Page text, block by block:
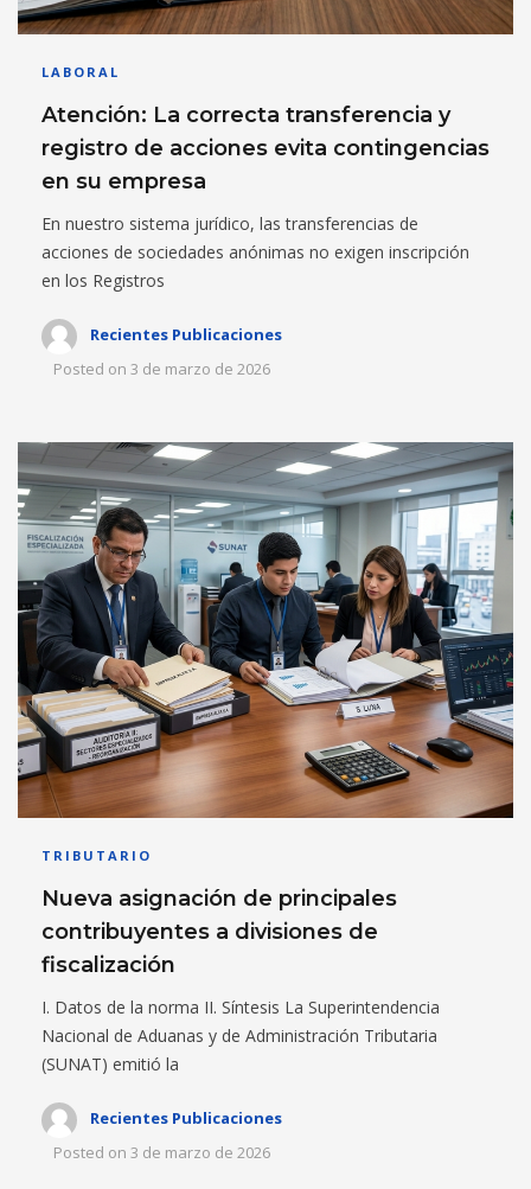
LABORAL
Atención: La correcta transferencia y
registro de acciones evita contingencias
en su empresa
En nuestro sistema jurídico, las transferencias de
acciones de sociedades anónimas no exigen inscripción
en los Registros
Recientes Publicaciones
Posted on 3 de marzo de 2026
TRIBUTARIO
Nueva asignación de principales
contribuyentes a divisiones de
fiscalización
I. Datos de la norma II. Síntesis La Superintendencia
Nacional de Aduanas y de Administración Tributaria
(SUNAT) emitió la
Recientes Publicaciones
Posted on 3 de marzo de 2026